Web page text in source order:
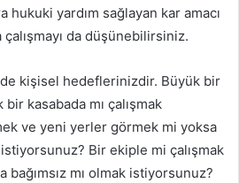
hukuki yardım sağlayan kar amacı
da düşünebilirsiniz.
kişisel hedeflerinizdir. Büyük bir
kasabada mı çalışmak
ve yeni yerler görmek mi yoksa
Bir ekiple mi çalışmak
mı olmak istiyorsunuz?